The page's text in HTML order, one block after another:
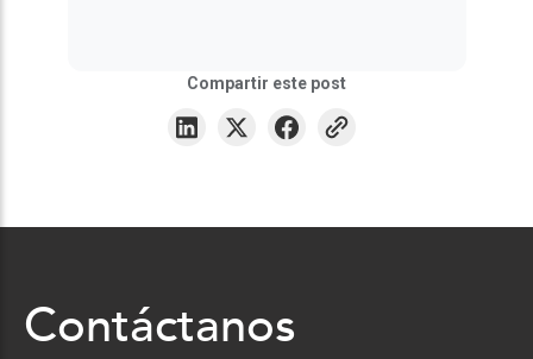
Compartir este post
Contáctanos